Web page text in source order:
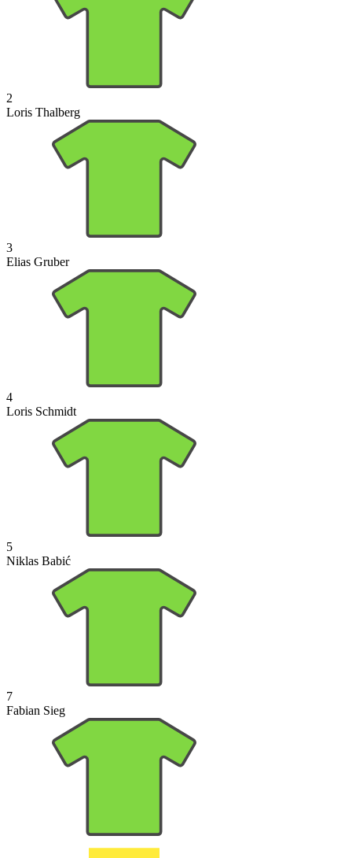
2
Loris Thalberg
3
Elias Gruber
4
Loris Schmidt
5
Niklas Babić
7
Fabian Sieg